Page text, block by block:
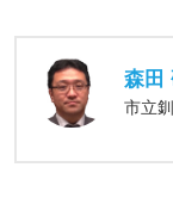
森田
市立